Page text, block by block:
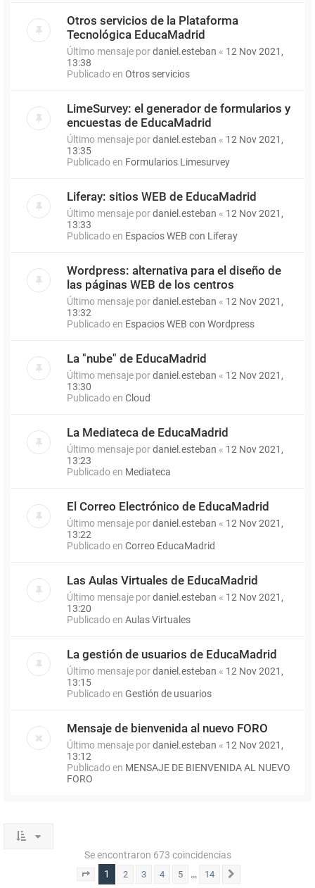
Otros servicios de la Plataforma
Tecnológica EducaMadrid
Último mensaje pordaniel.esteban « 12 Nov 2021,
13:38
Publicado en Otros servicios
LimeSurvey: el generador de formularios y
encuestas de EducaMadrid
Último mensaje pordaniel.esteban « 12 Nov 2021,
13:35
Publicado en Formularios Limesurvey
Liferay: sitios WEB de EducaMadrid
Último mensaje pordaniel.esteban « 12 Nov 2021,
13:33
Publicado en Espacios WEB con Liferay
Wordpress: alternativa para el diseño de
las páginas WEB de los centros
Último mensaje pordaniel.esteban « 12 Nov 2021,
13:32
Publicado en Espacios WEB con Wordpress
La "nube" de EducaMadrid
Último mensaje pordaniel.esteban « 12 Nov 2021,
13:30
Publicado en Cloud
La Mediateca de EducaMadrid
Último mensaje pordaniel.esteban « 12 Nov 2021,
13:23
Publicado en Mediateca
El Correo Electrónico de EducaMadrid
Último mensaje pordaniel.esteban « 12 Nov 2021,
13:22
Publicado en Correo EducaMadrid
Las Aulas Virtuales de EducaMadrid
Último mensaje pordaniel.esteban « 12 Nov 2021,
13:20
Publicado en Aulas Virtuales
La gestión de usuarios de EducaMadrid
Último mensaje pordaniel.esteban « 12 Nov 2021,
13:15
Publicado en Gestión de usuarios
Mensaje de bienvenida al nuevo FORO
Último mensaje pordaniel.esteban « 12 Nov 2021,
13:12
Publicado en MENSAJE DE BIENVENIDA AL NUEVO
FORO
Se encontraron 673 coincidencias
Página 1de 14
1 2 3 4 5 … 14